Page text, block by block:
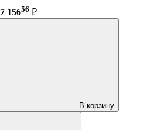
7 15656 ₽
В корзину